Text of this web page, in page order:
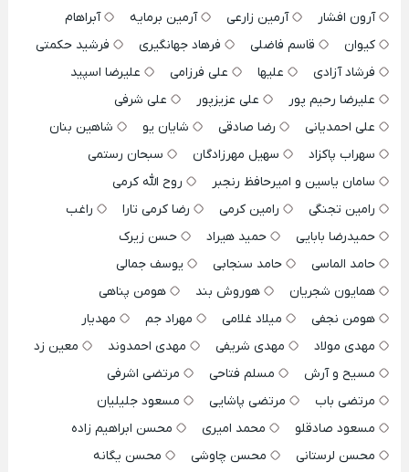
آرون افشار
آرمین زارعی آرمین برمایه
آبراهام
کیوان
قاسم فاضلی فرهاد جهانگیری
فرشید حکمتی
فرشاد آزادی
علیها علی فرزامی
علیرضا اسپید
علیرضا رحیم پور
علی عزیزپور
علی شرفی
علی احمدیانی
رضا صادقی شایان یو
شاهین بنان
سهراب پاکزاد
سهیل مهرزادگان
سبحان رستمی
سامان یاسین و امیرحافظ رنجبر
روح الله کرمی
رامین تجنگی
رامین کرمی رضا کرمی تارا
راغب
حمیدرضا بابایی
حمید هیراد
حسن زیرک
حامد الماسی
حامد سنجابی
یوسف جمالی
همایون شجریان
هوروش بند
هومن پناهی
هومن نجفی
میلاد غلامی مهراد جم
مهدیار
مهدی مولاد
مهدی شریفی مهدی احمدوند
معین زد
مسیح و آرش
مسلم فتاحی
مرتضی اشرفی
مرتضی باب
مرتضی پاشایی
مسعود جلیلیان
مسعود صادقلو
محمد امیری
محسن ابراهیم زاده
محسن لرستانی
محسن چاوشی
محسن یگانه